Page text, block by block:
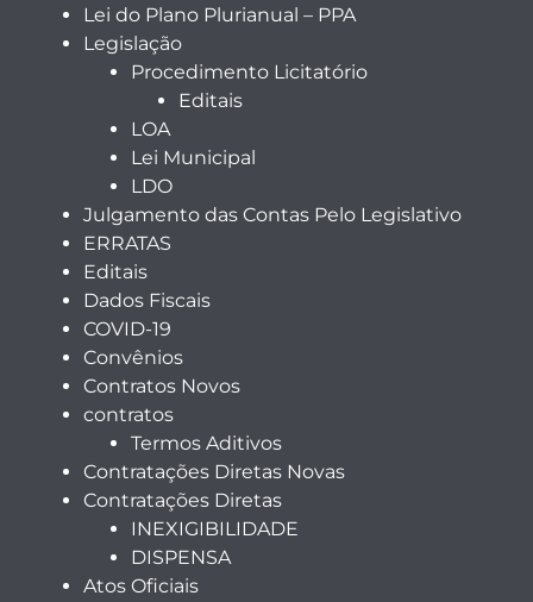
Lei do Plano Plurianual – PPA
Legislação
Procedimento Licitatório
Editais
LOA
Lei Municipal
LDO
Julgamento das Contas Pelo Legislativo
ERRATAS
Editais
Dados Fiscais
COVID-19
Convênios
Contratos Novos
contratos
Termos Aditivos
Contratações Diretas Novas
Contratações Diretas
INEXIGIBILIDADE
DISPENSA
Atos Oficiais